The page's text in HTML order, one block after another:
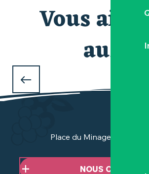
Vous
aussi
4 EXPOSITIONS À VOIR
Place du Minage - 44190
NOUS